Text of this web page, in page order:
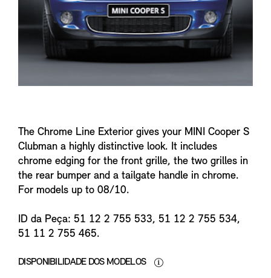
The Chrome Line Exterior gives your MINI Cooper S
Clubman a highly distinctive look. It includes
chrome edging for the front grille, the two grilles in
the rear bumper and a tailgate handle in chrome.
For models up to 08/10.
ID da Peça: 51 12 2 755 533, 51 12 2 755 534,
51 11 2 755 465.
DISPONIBILIDADE DOS MODELOS